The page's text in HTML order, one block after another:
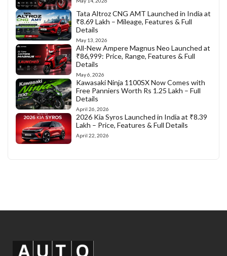
Tata Altroz CNG AMT Launched in India at
₹8.69 Lakh – Mileage, Features & Full
Details
May 13, 2026
All-New Ampere Magnus Neo Launched at
₹86,999: Price, Range, Features & Full
Details
May 6, 2026
Kawasaki Ninja 1100SX Now Comes with
Free Panniers Worth Rs 1.25 Lakh – Full
Details
April 26, 2026
2026 Kia Syros Launched in India at ₹8.39
Lakh – Price, Features & Full Details
April 22, 2026